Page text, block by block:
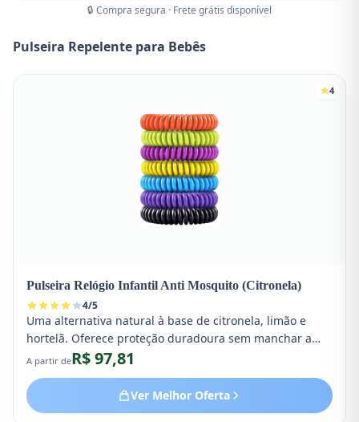
🔒 Compra segura · Frete grátis disponível
Pulseira Repelente para Bebês
4
Pulseira Relógio Infantil Anti Mosquito (Citronela)
4/5
Uma alternativa natural à base de citronela, limão e
hortelã. Oferece proteção duradoura sem manchar a
pele ou as roupas.
A partir deR$ 97,81
Ver Melhor Oferta